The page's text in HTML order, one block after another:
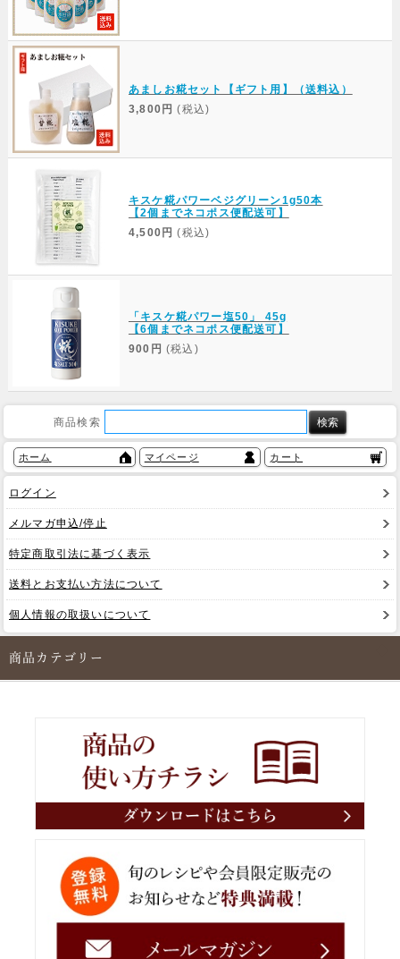
あましお糀セット【ギフト用】（送料込）
3,800円 (税込)
キスケ糀パワーベジグリーン1g50本
【2個までネコポス便配送可】
4,500円 (税込)
「キスケ糀パワー塩50」 45g
【6個までネコポス便配送可】
900円 (税込)
商品検索
ホーム マイページ カート
ログイン
メルマガ申込/停止
特定商取引法に基づく表示
送料とお支払い方法について
個人情報の取扱いについて
商品カテゴリー